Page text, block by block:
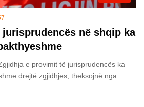
në shqip ka
e provimit të jurisprudencës ka
drejtë zgjidhjes, theksojnë nga